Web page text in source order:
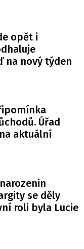
opět i
na nový týden
Úřad
aktuální
se děly
roli byla Lucie